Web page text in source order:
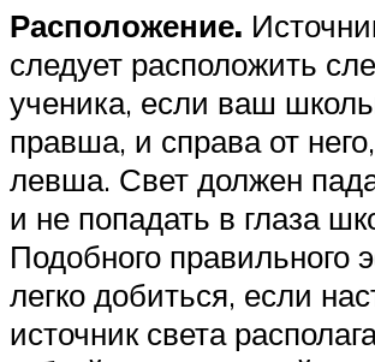
Расположение.
следует расположить
ученика, если ваш
правша, и справа от
левша. Свет должен
и не попадать в глаза
Подобного правильного
легко добиться, если
источник света